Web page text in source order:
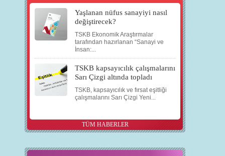
Yaşlanan nüfus sanayiyi nasıl
değiştirecek?
TSKB Ekonomik Araştırmalar
tarafından hazırlanan “Sanayi ve
İnsan:...
TSKB kapsayıcılık çalışmalarını
Sarı Çizgi altında topladı
TSKB, kapsayıcılık ve fırsat eşitliği
çalışmalarını Sarı Çizgi Yeni...
TÜM HABERLER